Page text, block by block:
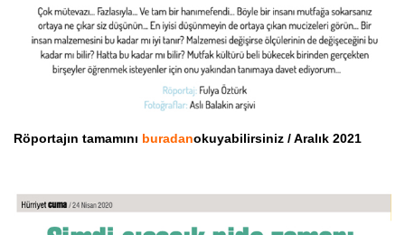
Röportajın tamamını buradanokuyabilirsiniz / Aralık 2021